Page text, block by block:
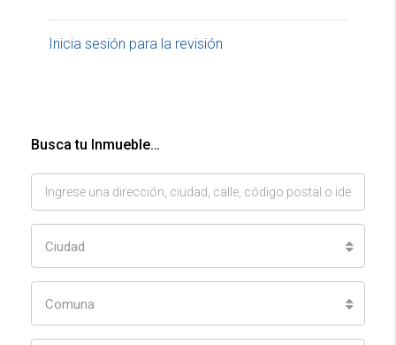
Inicia sesión para la revisión
Busca tu Inmueble…
Ciudad
Comuna